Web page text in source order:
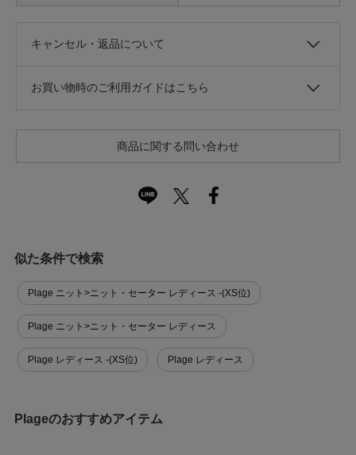
キャンセル・返品について
お買い物時のご利用ガイドはこちら
商品に関する問い合わせ
似た条件で検索
Plage ニット>ニット・セーター レディース -(XS位)
Plage ニット>ニット・セーター レディース
Plage レディース -(XS位) Plage レディース
Plageのおすすめアイテム